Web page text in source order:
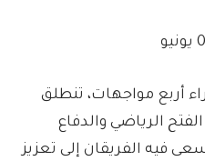
أربع مواجهات، تنطلق
الساعة 17:00 بين الفتح الرياضي والدفاع
فيه الفريقان إلى تعزيز